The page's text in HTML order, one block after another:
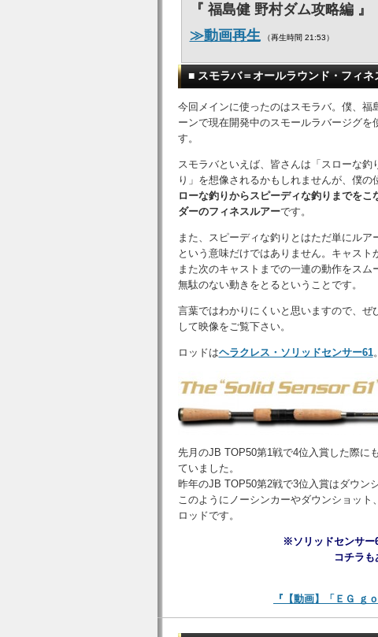
『 福島健 野村ダム攻略編 』
≫動画再生 （再生時間 21:53）
■ スモラバ＝オールラウンド・フィネ
今回メインに使ったのはスモラバ。僕、福
ーンで現在開発中のスモールラバージグを
す。
スモラバといえば、皆さんは「スローな釣
り」を想像されるかもしれませんが、僕の
ローな釣りからスピーディな釣りまでをこ
ダーのフィネスルアーです。
また、スピーディな釣りとはただ単にルア
という意味だけではありません。キャスト
また次のキャストまでの一連の動作をスム
無駄のない動きをとるということです。
言葉ではわかりにくいと思いますので、ぜ
して映像をご覧下さい。
ロッドはヘラクレス・ソリッドセンサー61。
先月のJB TOP50第1戦で4位入賞した際に
ていました。
昨年のJB TOP50第2戦で3位入賞はダウン
このようにノーシンカーやダウンショッ
ロッドです。
※ソリッドセンサー
コチラも
『【動画】「ＥＧ ｇ